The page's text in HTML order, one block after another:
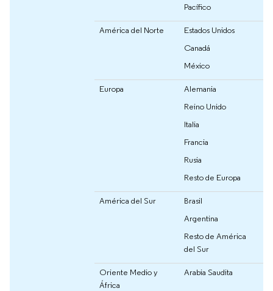
Pacífico
América del Norte
Estados Unidos
Canadá
México
Europa
Alemania
Reino Unido
Italia
Francia
Rusia
Resto de Europa
América del Sur
Brasil
Argentina
Resto de América
del Sur
Oriente Medio y
África
Arabia Saudita